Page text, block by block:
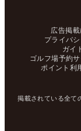
広告掲
プライバ
ガイ
ゴルフ場予約
ポイント利
掲載されている全て